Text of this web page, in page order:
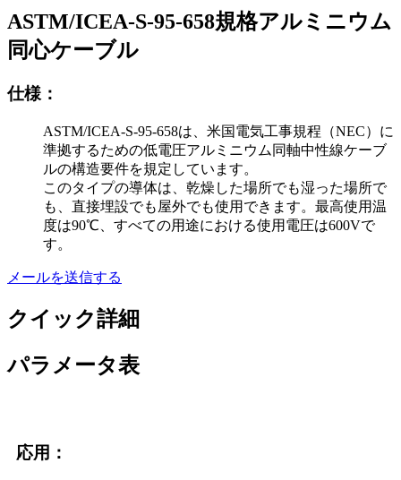
ASTM/ICEA-S-95-658規格アルミニウム
同心ケーブル
仕様：
ASTM/ICEA-S-95-658は、米国電気工事規程（NEC）に
準拠するための低電圧アルミニウム同軸中性線ケーブ
ルの構造要件を規定しています。
このタイプの導体は、乾燥した場所でも湿った場所で
も、直接埋設でも屋外でも使用できます。最高使用温
度は90℃、すべての用途における使用電圧は600Vで
す。
メールを送信する
クイック詳細
パラメータ表
応用：